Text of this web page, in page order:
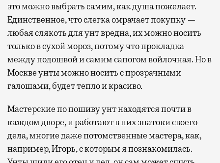
это можно выбрать самим, как душа пожелает.
Единственное, что слегка омрачает покупку —
любая слякоть для унт вредна, их можно носить
только в сухой мороз, потому что прокладка
между подошвой и самим сапогом войлочная. Но в
Москве унты можно носить с прозрачными
галошами, будет тепло и красиво.
Мастерские по пошиву унт находятся почти в
каждом дворе, и работают в них знатоки своего
дела, многие даже потомственные мастера, как,
например, Игорь, с которым я познакомилась.